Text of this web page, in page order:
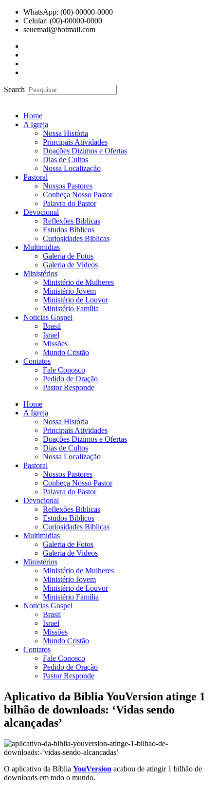
para
WhatsApp: (00)-00000-0000
Celular: (00)-00000-0000
seuemail@hotmail.com
Search
Home
A Igreja
Nossa História
Principais Atividades
Doações Dizimos e Ofertas
Dias de Cultos
Nossa Localização
Pastoral
Nossos Pastores
Conheça Nosso Pastor
Palavra do Pastor
Devocional
Reflexões Biblicas
Estudos Biblicos
Curiosidades Biblicas
Multimidias
Galeria de Fotos
Galeria de Videos
Ministérios
Ministério de Mulheres
Ministério Jovem
Ministério de Louvor
Ministério Família
Noticias Gospel
Brasil
Israel
Missões
Mundo Cristão
Contatos
Fale Conosco
Pedido de Oração
Pastor Responde
Home
A Igreja
Nossa História
Principais Atividades
Doações Dizimos e Ofertas
Dias de Cultos
Nossa Localização
Pastoral
Nossos Pastores
Conheça Nosso Pastor
Palavra do Pastor
Devocional
Reflexões Biblicas
Estudos Biblicos
Curiosidades Biblicas
Multimidias
Galeria de Fotos
Galeria de Videos
Ministérios
Ministério de Mulheres
Ministério Jovem
Ministério de Louvor
Ministério Família
Noticias Gospel
Brasil
Israel
Missões
Mundo Cristão
Contatos
Fale Conosco
Pedido de Oração
Pastor Responde
Aplicativo da Bíblia YouVersion atinge 1
bilhão de downloads: ‘Vidas sendo
alcançadas’
O aplicativo da Bíblia YouVersion acabou de atingir 1 bilhão de
downloads em todo o mundo.